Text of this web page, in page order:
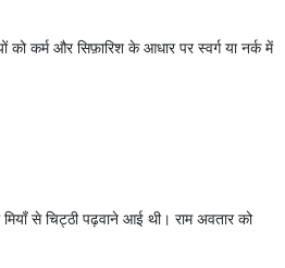
को कर्म और सिफ़ारिश के आधार पर स्वर्ग या नर्क में
से चिट्ठी पढ़वाने आई थी। राम अवतार को